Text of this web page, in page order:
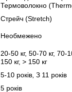
Термоволокно
Стрейч (Stretch)
Необмежено
20-50 кг, 50-70 кг, 70-
150 кг, > 150 кг
5-10 років, З 11 років
5 років